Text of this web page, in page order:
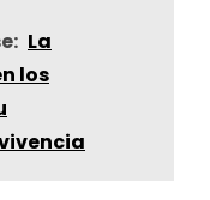
La
los